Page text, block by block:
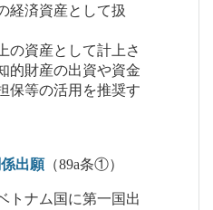
経済資産として扱
の資産として計上さ
的財産の出資や資金
保等の活用を推奨す
出願 （89a条①）
トナム国に第一国出